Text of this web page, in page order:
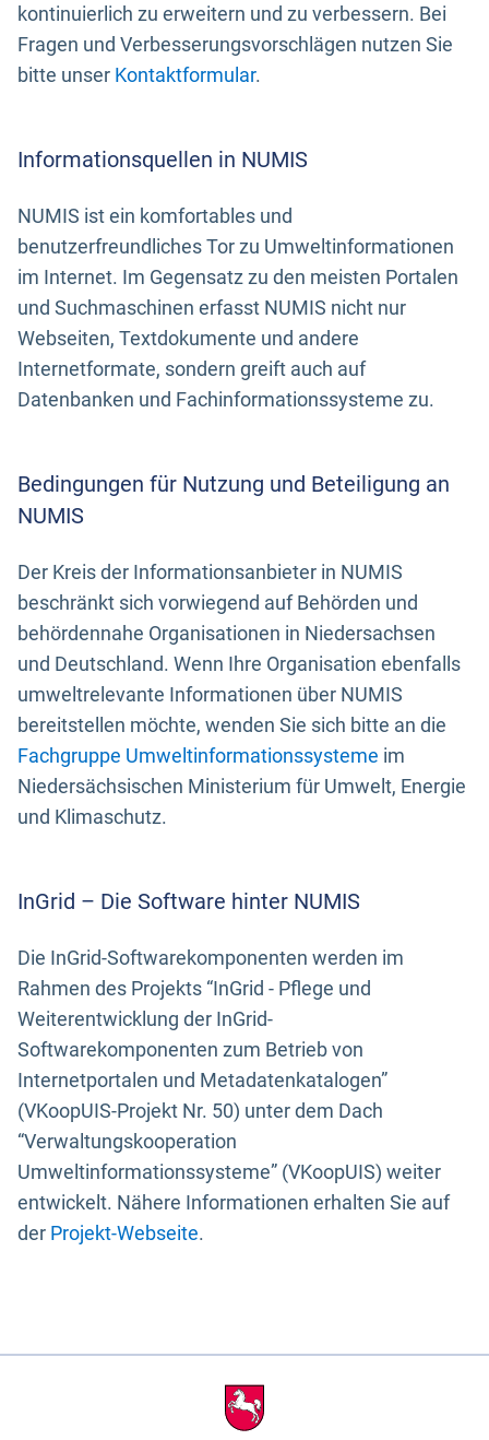
kontinuierlich zu erweitern und zu verbessern. Bei
Fragen und Verbesserungsvorschlägen nutzen Sie
bitte unser Kontaktformular.
Informationsquellen in NUMIS
NUMIS ist ein komfortables und
benutzerfreundliches Tor zu Umweltinformationen
im Internet. Im Gegensatz zu den meisten Portalen
und Suchmaschinen erfasst NUMIS nicht nur
Webseiten, Textdokumente und andere
Internetformate, sondern greift auch auf
Datenbanken und Fachinformationssysteme zu.
Bedingungen für Nutzung und Beteiligung an
NUMIS
Der Kreis der Informationsanbieter in NUMIS
beschränkt sich vorwiegend auf Behörden und
behördennahe Organisationen in Niedersachsen
und Deutschland. Wenn Ihre Organisation ebenfalls
umweltrelevante Informationen über NUMIS
bereitstellen möchte, wenden Sie sich bitte an die
Fachgruppe Umweltinformationssysteme im
Niedersächsischen Ministerium für Umwelt, Energie
und Klimaschutz.
InGrid – Die Software hinter NUMIS
Die InGrid-Softwarekomponenten werden im
Rahmen des Projekts “InGrid - Pflege und
Weiterentwicklung der InGrid-
Softwarekomponenten zum Betrieb von
Internetportalen und Metadatenkatalogen”
(VKoopUIS-Projekt Nr. 50) unter dem Dach
“Verwaltungskooperation
Umweltinformationssysteme” (VKoopUIS) weiter
entwickelt. Nähere Informationen erhalten Sie auf
der Projekt-Webseite.